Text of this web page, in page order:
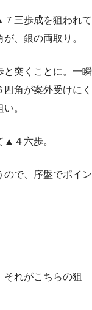
三歩成を狙われて
、銀の両取り。
突くことに。一瞬
角が案外受けにく
。
▲４六歩。
で、序盤でポイン
れがこちらの狙